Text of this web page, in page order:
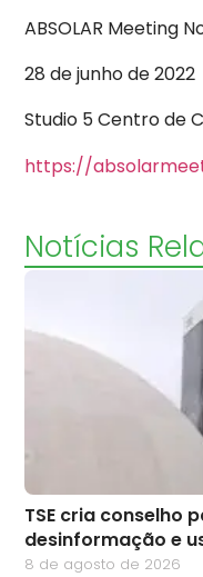
ABSOLAR Meeting
28 de junho de 2022
Studio 5 Centro de
https://
Notícias
TSE cria conselho
desinformação e
8 de agosto de 2026